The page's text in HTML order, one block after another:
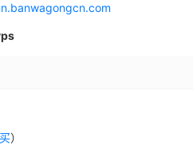
）